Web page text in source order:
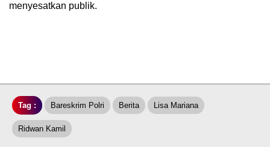
menyesatkan publik.
Tag : Bareskrim Polri Berita Lisa Mariana
Ridwan Kamil